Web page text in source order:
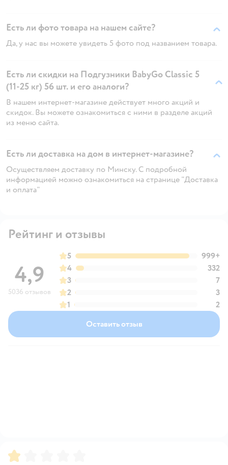
Есть ли фото товара на нашем сайте?
Да, у нас вы можете увидеть 5 фото под названием товара.
Есть ли скидки на Подгузники BabyGo Classic 5
(11-25 кг) 56 шт. и его аналоги?
В нашем интернет-магазине действует много акций и
скидок. Вы можете ознакомиться с ними в разделе акций
из меню сайта.
Есть ли доставка на дом в интернет-магазине?
Осуществляем доставку по Минску. С подробной
информацией можно ознакомиться на странице "Доставка
и оплата"
Рейтинг и отзывы
4,9
5036 отзывов
5
999+
4
332
3
7
2
3
1
2
Оставить отзыв
Рейтинг: